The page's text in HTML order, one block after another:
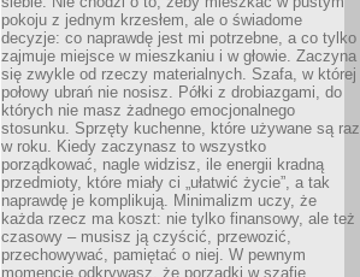
pokoju z jednym krzesłem, ale o świadome
decyzje: co naprawdę jest mi potrzebne, a co tylko
zajmuje miejsce w mieszkaniu i w głowie. Zaczyna
się zwykle od rzeczy materialnych. Szafa, w której
połowy ubrań nie nosisz. Półki z drobiazgami, do
których nie masz żadnego emocjonalnego
stosunku. Sprzęty kuchenne, które używane są raz
w roku. Kiedy zaczynasz to wszystko
porządkować, nagle widzisz, ile energii kradną
przedmioty, które miały ci „ułatwić życie”, a tak
naprawdę je komplikują. Minimalizm uczy, że
każda rzecz ma koszt: nie tylko finansowy, ale też
czasowy – musisz ją czyścić, przewozić,
przechowywać, pamiętać o niej. W pewnym
momencie odkrywasz, że porządki w szafie